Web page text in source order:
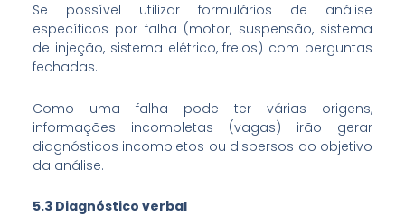
Se possível utilizar formulários de análise
específicos por falha (motor, suspensão, sistema
de injeção, sistema elétrico, freios) com perguntas
fechadas.
Como uma falha pode ter várias origens,
informações incompletas (vagas) irão gerar
diagnósticos incompletos ou dispersos do objetivo
da análise.
5.3 Diagnóstico verbal